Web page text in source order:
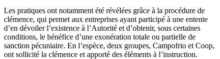
Les pratiques ont notamment été révélées grâce à la procédure de
clémence, qui permet aux entreprises ayant participé à une entente
d’en dévoiler l’existence à l’Autorité et d’obtenir, sous certaines
conditions, le bénéfice d’une exonération totale ou partielle de
sanction pécuniaire. En l’espèce, deux groupes, Campofrio et Coop,
ont sollicité la clémence et apporté des éléments à l’instruction.